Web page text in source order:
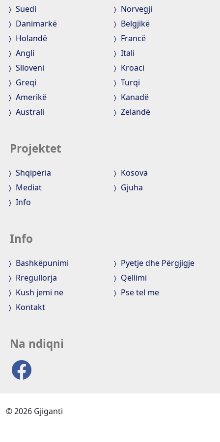
Suedi
Norvegji
Danimarkë
Belgjikë
Holandë
Francë
Angli
Itali
Slloveni
Kroaci
Greqi
Turqi
Amerikë
Kanadë
Australi
Zelandë
Projektet
Shqipëria
Kosova
Mediat
Gjuha
Info
Info
Bashkëpunimi
Pyetje dhe Përgjigje
Rregullorja
Qëllimi
Kush jemi ne
Pse tel me
Kontakt
Na ndiqni
© 2026 Gjiganti